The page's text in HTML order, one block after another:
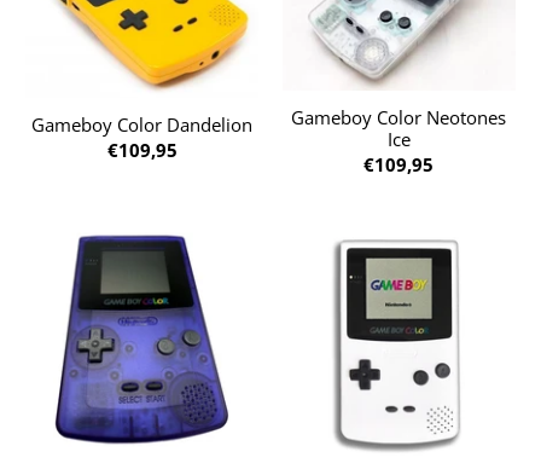
Gameboy Color Dandelion
€109,95
Gameboy Color Neotones
Ice
€109,95